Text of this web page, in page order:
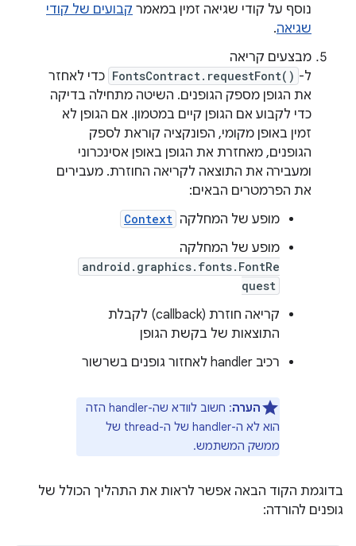
נוסף על קודי שגיאה זמין במאמר קבועים של קודי
שגיאה.
מבצעים קריאה
ל- FontsContract.requestFont() כדי לאחזר
את הגופן מספק הגופנים. השיטה מתחילה בדיקה
כדי לקבוע אם הגופן קיים במטמון. אם הגופן לא
זמין באופן מקומי, הפונקציה קוראת לספק
הגופנים, מאחזרת את הגופן באופן אסינכרוני
ומעבירה את התוצאה לקריאה החוזרת. מעבירים
את הפרמטרים הבאים:
מופע של המחלקה Context
מופע של המחלקה
android.graphics.fonts.FontRe
quest
קריאה חוזרת (callback) לקבלת
התוצאות של בקשת הגופן
רכיב handler לאחזור גופנים בשרשור
הערה
: חשוב לוודא שה-handler הזה
הוא לא ה-handler של ה-thread של
ממשק המשתמש.
בדוגמת הקוד הבאה אפשר לראות את התהליך הכולל של
גופנים להורדה: